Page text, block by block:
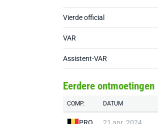
Vierde official
VAR
Assistent-VAR
Eerdere ontmoetingen
COMP. DATUM